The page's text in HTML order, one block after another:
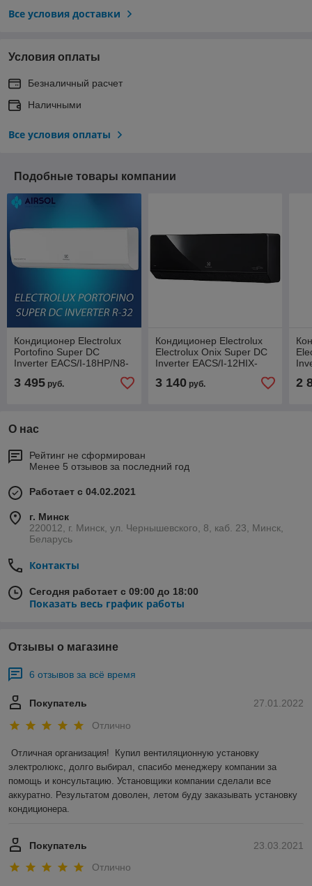
Все условия доставки
Условия оплаты
Безналичный расчет
Наличными
Все условия оплаты
Подобные товары компании
Кондиционер Electrolux
Portofino Super DC
Inverter EACS/I-18HP/N8-
3 495 руб.
Кондиционер Electrolux
Electrolux Onix Super DC
Inverter EACS/I-12HIX-
3 140руб. 2
О нас
Рейтинг не сформирован
Менее 5 отзывов за последний год
Работает с 04.02.2021
г. Минск
220012, г. Минск, ул. Чернышевского, 8, каб. 23, Минск,
Беларусь
Контакты
Сегодня работает с 09:00 до 18:00
Показать весь график работы
Отзывы о магазине
6 отзывов за всё время
27.01.2022
Покупатель
Отлично
Отличная организация!  Купил вентиляционную установку
электролюкс, долго выбирал, спасибо менеджеру компании за
помощь и консультацию. Установщики компании сделали все
аккуратно. Результатом доволен, летом буду заказывать установку
кондиционера.
23.03.2021
Покупатель
Отлично